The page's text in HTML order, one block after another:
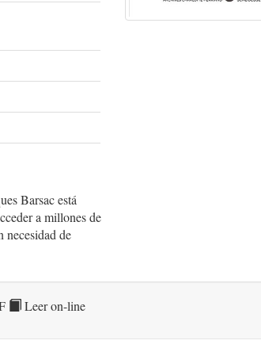
Barsac está
a millones de
necesidad de
Leer on-line